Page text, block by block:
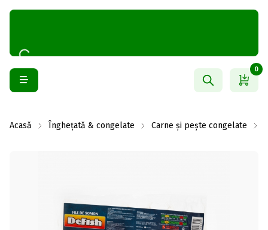
0
Acasă Înghețată & congelate Carne și pește congelate